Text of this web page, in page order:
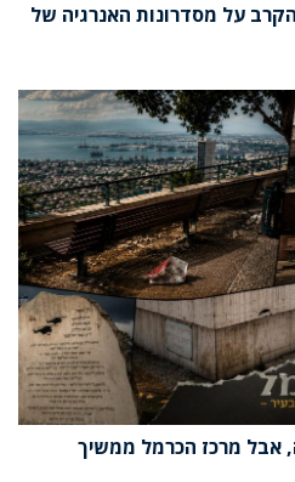
הקרב על מסדרונות האנרגיה של
אבל מרכז הכרמל ממשיך